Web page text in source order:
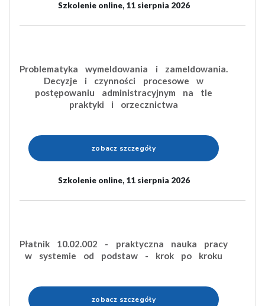
Szkolenie online, 11 sierpnia 2026
Problematyka wymeldowania i zameldowania.
Decyzje i czynności procesowe w
postępowaniu administracyjnym na tle
praktyki i orzecznictwa
zobacz szczegóły
Szkolenie online, 11 sierpnia 2026
Płatnik 10.02.002 - praktyczna nauka pracy
w systemie od podstaw - krok po kroku
zobacz szczegóły